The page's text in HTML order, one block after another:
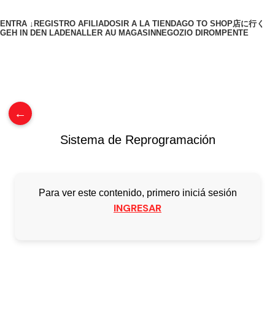
ENTRA ↓ REGISTRO AFILIADOS IR A LA TIENDAGO TO SHOP店に行く
GEH IN DEN LADENALLER AU MAGASIN NEGOZIO DIROMPENTE
←
Sistema de Reprogramación
Para ver este contenido, primero iniciá sesión
INGRESAR